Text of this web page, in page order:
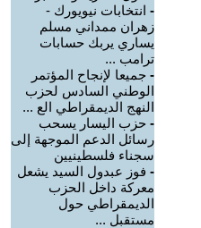
- انتخابات نيويورك -
زهران ممداني مسلم
يساري يربك حسابات
ترامب ...
- جميعا لإنجاح المؤتمر
الوطني السادس لحزب
النهج الديمقراطي الع ...
- حزب اليسار يسحب
رسائل الدعم الموجهة إلى
سجناء فلسطينيين
- فوز عبدول السيد يشعل
معركة داخل الحزب
الديمقراطي حول
مستقبل ...